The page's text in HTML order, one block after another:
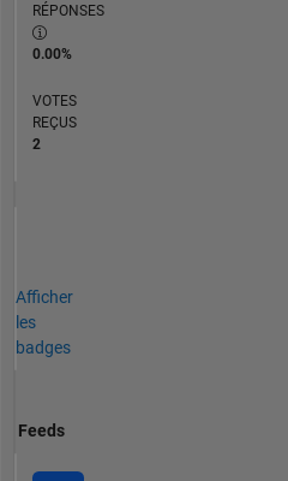
RÉPONSES
0.00%
VOTES
REÇUS
2
Afficher
les
badges
Feeds